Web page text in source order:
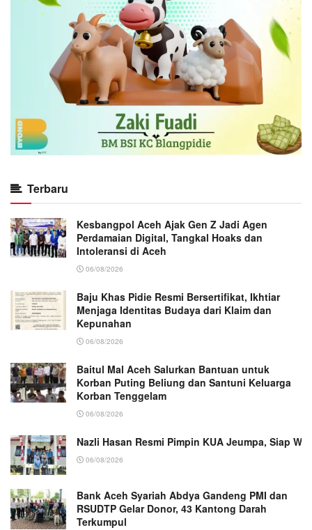
Terbaru
Kesbangpol Aceh Ajak Gen Z Jadi Agen
Perdamaian Digital, Tangkal Hoaks dan
Intoleransi di Aceh
06/08/2026
Baju Khas Pidie Resmi Bersertifikat, Ikhtiar
Menjaga Identitas Budaya dari Klaim dan
Kepunahan
06/08/2026
Baitul Mal Aceh Salurkan Bantuan untuk
Korban Puting Beliung dan Santuni Keluarga
Korban Tenggelam
06/08/2026
Nazli Hasan Resmi Pimpin KUA Jeumpa, Siap
06/08/2026
Bank Aceh Syariah Abdya Gandeng PMI dan
RSUDTP Gelar Donor, 43 Kantong Darah
Terkumpul